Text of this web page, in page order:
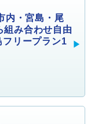
内・宮島・尾
組み合わせ自由
フリープラン1